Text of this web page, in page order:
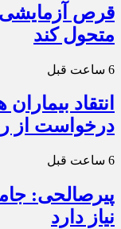
متحول کند
6 ساعت قبل
انتقاد
درخواست از
6 ساعت قبل
پیرصالحی:
نیاز دارد